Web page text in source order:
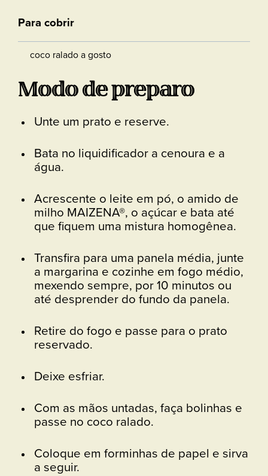
Para cobrir
coco ralado a gosto
Modo de preparo
Unte um prato e reserve.
Bata no liquidificador a cenoura e a
água.
Acrescente o leite em pó, o amido de
milho MAIZENA®, o açúcar e bata até
que fiquem uma mistura homogênea.
Transfira para uma panela média, junte
a margarina e cozinhe em fogo médio,
mexendo sempre, por 10 minutos ou
até desprender do fundo da panela.
Retire do fogo e passe para o prato
reservado.
Deixe esfriar.
Com as mãos untadas, faça bolinhas e
passe no coco ralado.
Coloque em forminhas de papel e sirva
a seguir.